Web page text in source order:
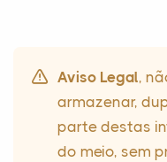
Aviso Legal,
armazenar,
parte destas
do meio, sem